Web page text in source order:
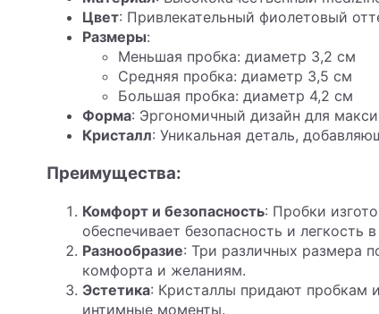
Цвет: Привлекательный фиолетовый
Размеры:
Меньшая пробка: диаметр 3,2 см
Средняя пробка: диаметр 3,5 см
Большая пробка: диаметр 4,2 см
Форма: Эргономичный дизайн для
Кристалл: Уникальная деталь,
Преимущества:
Комфорт и безопасность: Пробки
обеспечивает безопасность и легкость
Разнообразие: Три различных размера
комфорта и желаниям.
Эстетика: Кристаллы придают пробкам
интимные моменты.